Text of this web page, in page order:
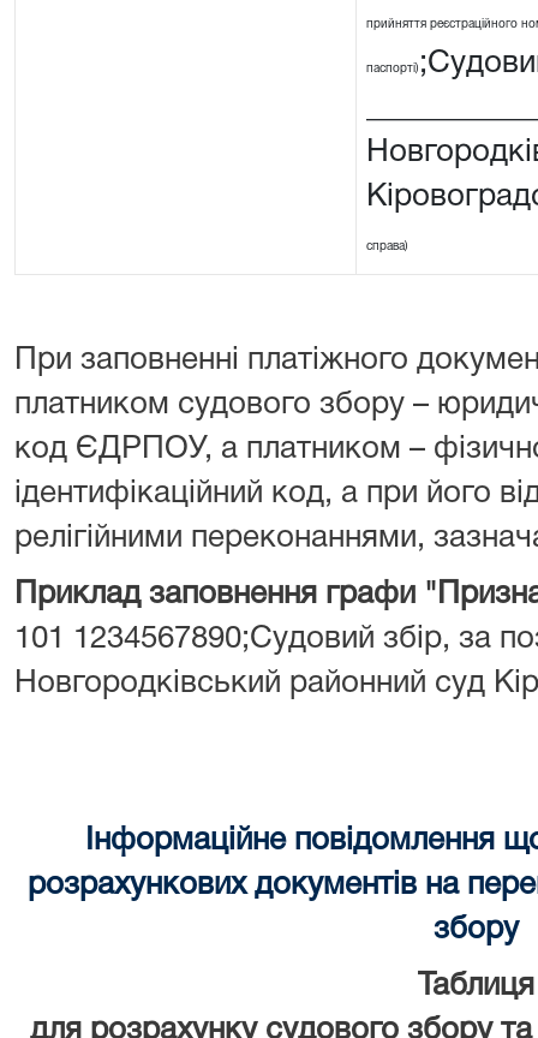
прийняття реєстраційного
паспорті)
справа)
При заповненні платіжного
платником судового збору –
код ЄДРПОУ, а платником –
ідентифікаційний код, а при його
релігійними переконаннями,
Приклад заповнення графи
101 1234567890;Судовий збір, за
Новгородківський районний суд
Інформаційне повідомлення
розрахункових документів на
збору
Таблиця
для розрахунку судового збору